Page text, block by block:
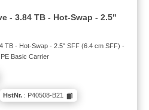
- 3.84 TB - Hot-Swap - 2.5"
TB - Hot-Swap - 2.5" SFF (6.4 cm SFF) -
Basic Carrier
HstNr. : P40508-B21